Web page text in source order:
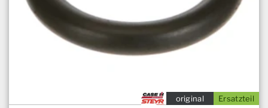
Ersatzteil
original